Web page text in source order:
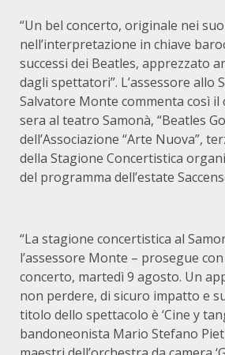
“Un bel concerto, originale nei
nell’interpretazione in chiave
successi dei Beatles, apprezzato
dagli spettatori”. L’assessore allo
Salvatore Monte commenta così il
sera al teatro Samonà, “Beatles
dell’Associazione “Arte Nuova”,
della Stagione Concertistica
del programma dell’estate
“La stagione concertistica al
l’assessore Monte – prosegue
concerto, martedì 9 agosto. Un
non perdere, di sicuro impatto e
titolo dello spettacolo è ‘Cine y
bandoneonista Mario Stefano